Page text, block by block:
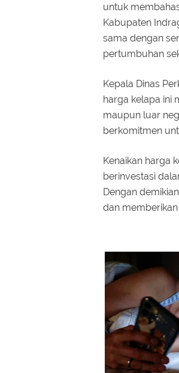
untuk
Kabupaten
sama dengan
pertumbuhan
Kepala Dinas
harga kelapa ini
maupun luar
berkomitmen
Kenaikan harga
berinvestasi
Dengan
dan